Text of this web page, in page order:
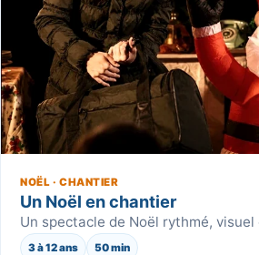
NOËL · CHANTIER
Un Noël en chantier
Un spectacle de Noël rythmé,
3 à 12 ans 50 min